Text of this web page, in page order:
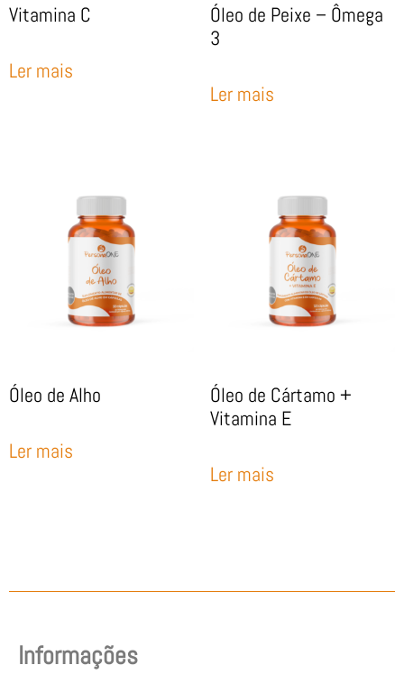
Vitamina C
Ler mais
Óleo de Peixe – Ômega
3
Ler mais
Óleo de Alho
Ler mais
Óleo de Cártamo +
Vitamina E
Ler mais
Informações